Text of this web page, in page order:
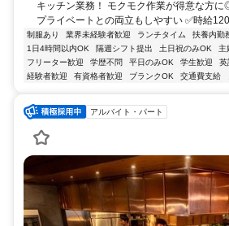
キッチン業務！ モクモク作業が得意な方
プライベートとの両立もしやすい ✅時給
制服あり 業界未経験者歓迎 ランチタイム 扶養内勤
1日4時間以内OK
隔週シフト提出 土日祝のみOK
主
フリーター歓迎
学歴不問 平日のみOK 学生歓迎 英
経験者歓迎
有資格者歓迎 ブランクOK 交通費支給
アルバイト・パート